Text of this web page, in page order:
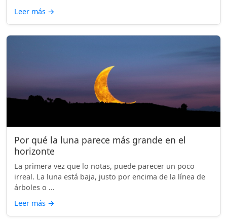
Leer más →
Por qué la luna parece más grande en el
horizonte
La primera vez que lo notas, puede parecer un poco
irreal. La luna está baja, justo por encima de la línea de
árboles o ...
Leer más →